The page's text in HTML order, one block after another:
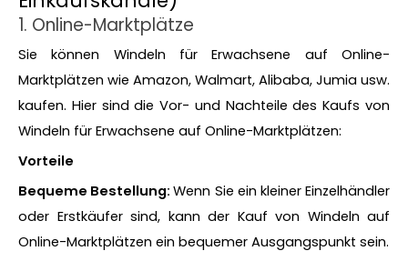
1. Online-Marktplätze
Sie können Windeln für Erwachsene auf Online-
Marktplätzen wie Amazon, Walmart, Alibaba, Jumia usw.
kaufen. Hier sind die Vor- und Nachteile des Kaufs von
Windeln für Erwachsene auf Online-Marktplätzen:
Vorteile
Bequeme Bestellung:Wenn Sie ein kleiner Einzelhändler
oder Erstkäufer sind, kann der Kauf von Windeln auf
Online-Marktplätzen ein bequemer Ausgangspunkt sein.